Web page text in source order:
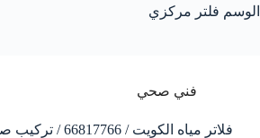
الوسم فلتر مركزي
فني صحي
فلاتر مياه الكويت /